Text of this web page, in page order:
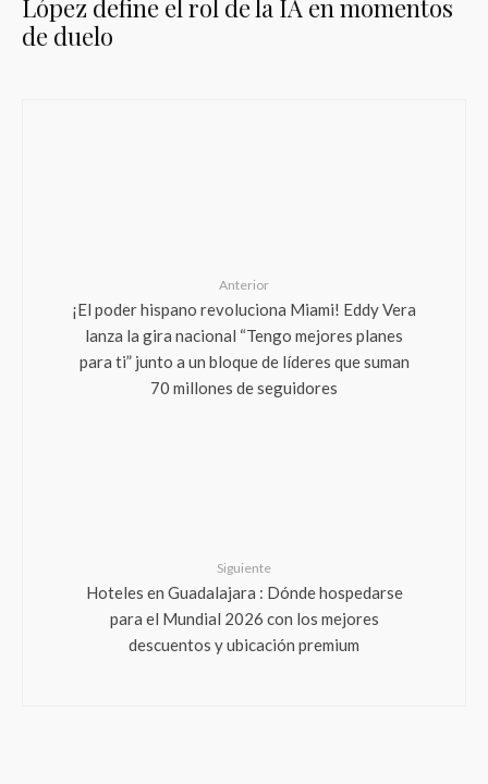
López define el rol de la IA en momentos
de duelo
Anterior
¡El poder hispano revoluciona Miami! Eddy Vera
lanza la gira nacional “Tengo mejores planes
para ti” junto a un bloque de líderes que suman
70 millones de seguidores
Siguiente
Hoteles en Guadalajara : Dónde hospedarse
para el Mundial 2026 con los mejores
descuentos y ubicación premium